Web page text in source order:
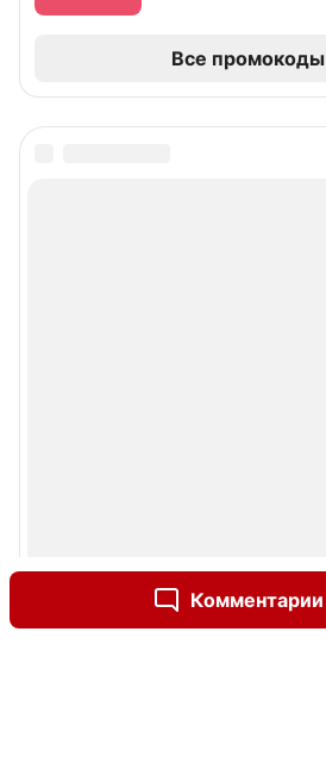
Комментарии
Все промокоды